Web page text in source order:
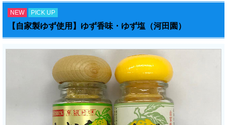
NEW PICK UP
【自家製ゆず使用】ゆず香味・ゆず塩（河田園）